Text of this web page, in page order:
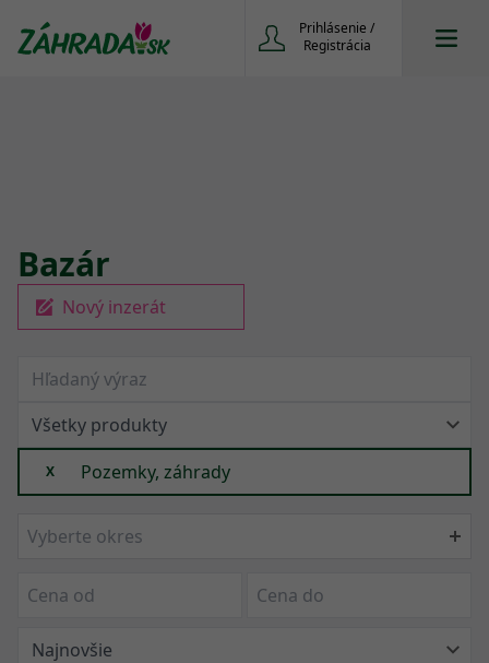
Prihlásenie /
Registrácia
Bazár
Nový inzerát
X Pozemky, záhrady
Vyberte okres